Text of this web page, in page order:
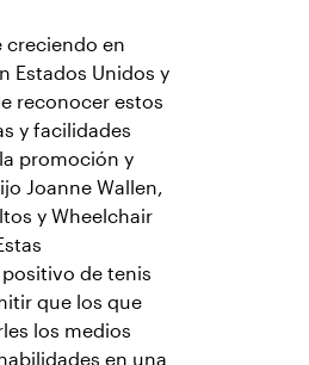
creciendo en
Estados Unidos y
reconocer estos
y facilidades
promoción y
Joanne Wallen,
y Wheelchair
de tenis
que los que
los medios
en una